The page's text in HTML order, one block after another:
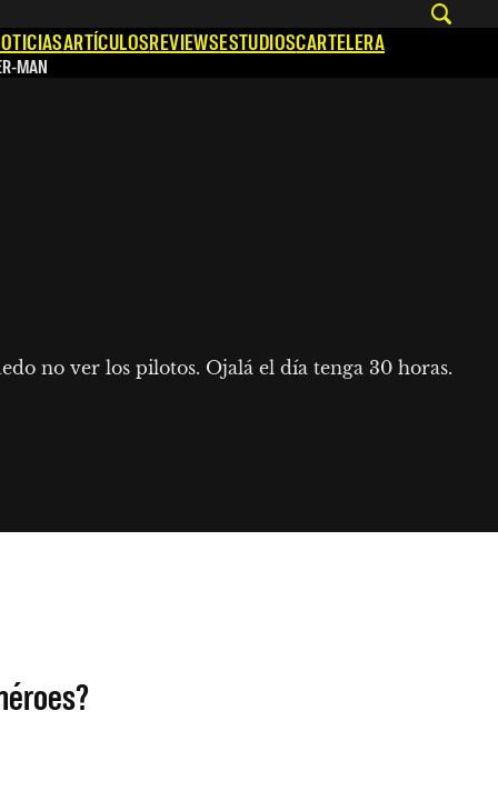
ARTÍCULOSREVIEWSESTUDIOSCARTELERA
MAN
no ver los pilotos. Ojalá el día tenga 30 horas.